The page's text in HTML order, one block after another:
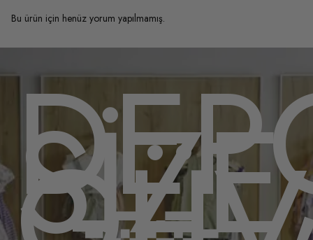
Bu ürün için henüz yorum yapılmamış.